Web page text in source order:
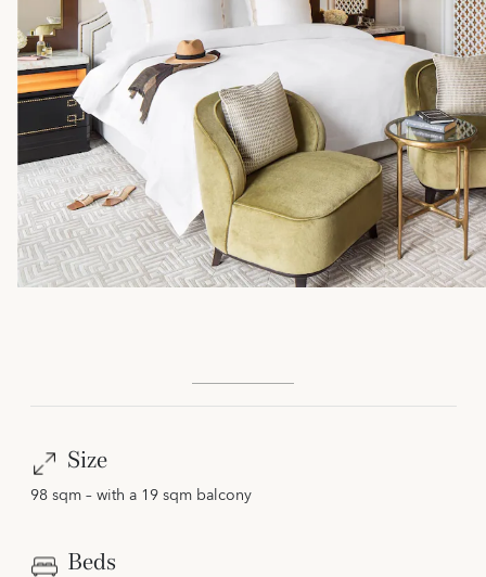
Size
98 sqm – with a 19 sqm balcony
Beds